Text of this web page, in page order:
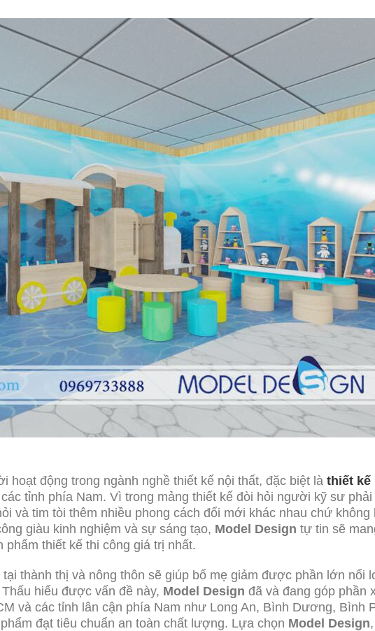
hoạt động trong ngành nghề thiết kế nội thất, đặc biệt là thiết kế
tỉnh phía Nam. Vì trong mảng thiết kế đòi hỏi người kỹ sư phải
và tim tòi thêm nhiều phong cách đổi mới khác nhau chứ không
giàu kinh nghiệm và sự sáng tạo, Model Design tự tin sẽ
thiết kế thi công giá trị nhất.
thành thị và nông thôn sẽ giúp bố mẹ giảm được phần lớn nổi
hiểu được vấn đề này, Model Design đã và đang góp phần
và các tỉnh lân cận phía Nam như Long An, Bình Dương, Bình
đạt tiêu chuẩn an toàn chất lượng. Lựa chọn Model Design